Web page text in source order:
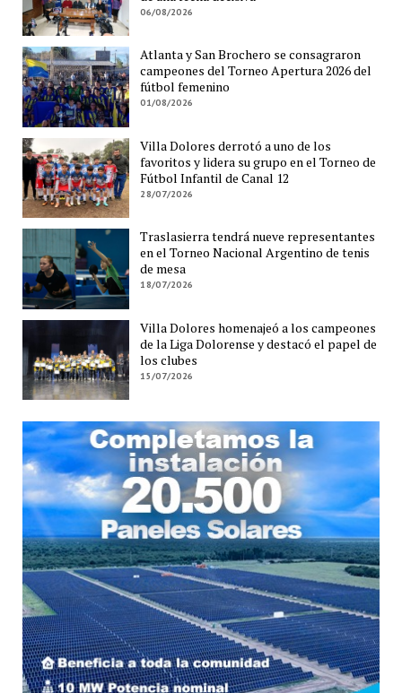
06/08/2026
Atlanta y San Brochero se consagraron
campeones del Torneo Apertura 2026 del
fútbol femenino
01/08/2026
Villa Dolores derrotó a uno de los
favoritos y lidera su grupo en el Torneo de
Fútbol Infantil de Canal 12
28/07/2026
Traslasierra tendrá nueve representantes
en el Torneo Nacional Argentino de tenis
de mesa
18/07/2026
Villa Dolores homenajeó a los campeones
de la Liga Dolorense y destacó el papel de
los clubes
15/07/2026